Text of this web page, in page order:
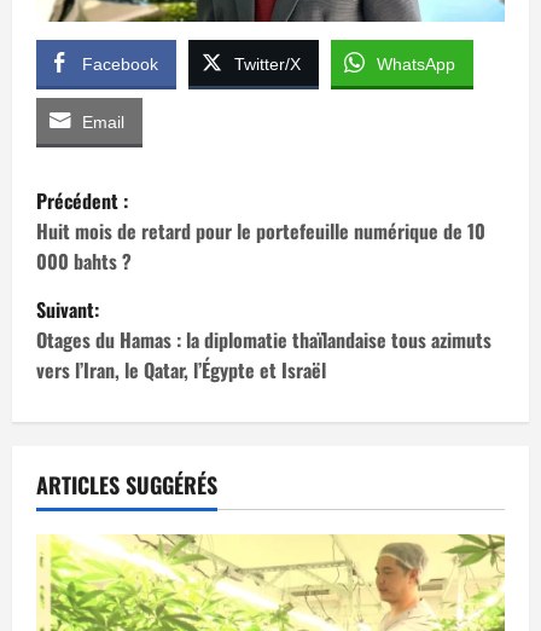
Facebook Twitter/X WhatsApp
Email
N
a
v
i
g
t
i
o
Précédent :
Huit mois de retard pour le portefeuille numérique de 10
000 bahts ?
Suivant:
Otages du Hamas : la diplomatie thaïlandaise tous azimuts
vers l’Iran, le Qatar, l’Égypte et Israël
ARTICLES SUGGÉRÉS